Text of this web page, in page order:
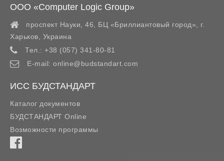
ООО «Computer Logic Group»
проспект Науки, 46, БЦ «Бриллиантовый город»,
г.
Харьков
Украина
Тел.: +38 (057) 341-80-81
E-mail: online@budstandart.com
ИСС БУДСТАНДАРТ
Каталог документов
БУДСТАНДАРТ Online
Возможности программы